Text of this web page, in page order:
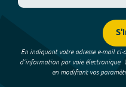
En indiquant votre adresse e-mail ci-
d’information par voie électronique.
en modifiant vos